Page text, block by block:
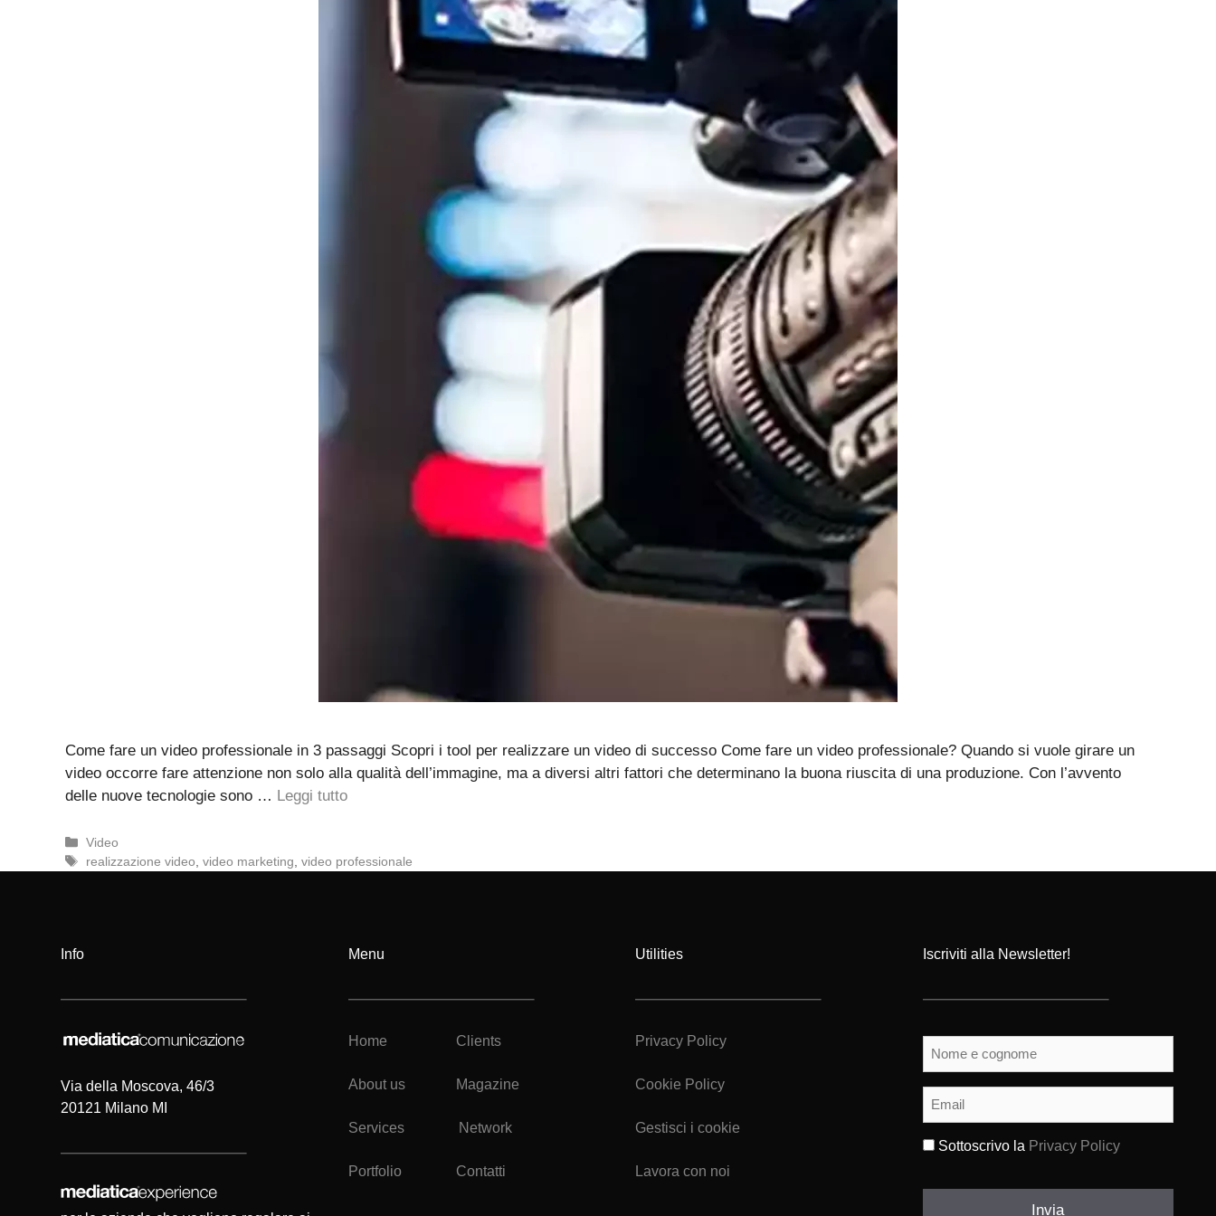
Come fare un video professionale in 3 passaggi Scopri i tool per realizzare un video di successo Come fare un video professionale? Quando si vuole girare un
video occorre fare attenzione non solo alla qualità dell’immagine, ma a diversi altri fattori che determinano la buona riuscita di una produzione. Con l’avvento
delle nuove tecnologie sono … Leggi tutto
Categorie
Video
Tag
realizzazione video ,video marketing ,video professionale
Info
Via della Moscova, 46/3
20121 Milano MI
Menu
Home Clients
About us Magazine
Services Network
Portfolio Contatti
Utilities
Privacy Policy
Cookie Policy
Gestisci i cookie
Lavora con noi
Iscriviti alla Newsletter!
Nome
cognome(Obbligatorio)
Email (Obbligatorio)
Sottoscrivo la Privacy Policy
Invia